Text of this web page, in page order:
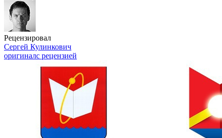
Рецензировал
Сергей Кулинкович
оригиналс рецензией